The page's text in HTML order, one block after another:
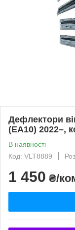
Дефлектори
(EA10) 2022–,
В наявності
Код: VLT8889
1 450 ₴/